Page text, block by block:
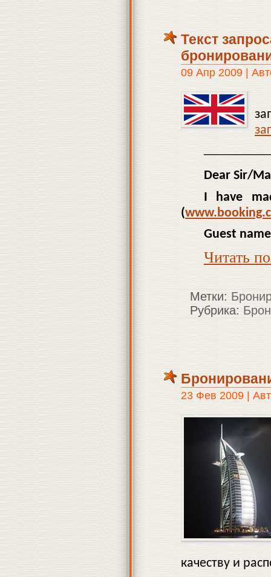
Текст
09 Апр 2009 |
Dear Sir/
I have
(
Guest name
Читать
Метки:
Рубрика:
23 Фев 2009 |
качеству и